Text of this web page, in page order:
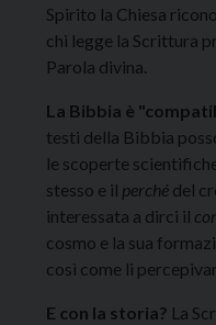
Spirito la Chiesa
chi legge la Scrittura
Parola divina.
La Bibbia è
testi della Bibbia
le scoperte
stesso e il perché del
interessata a dirci il
cosmo e la sua
così come li
E con la storia? La